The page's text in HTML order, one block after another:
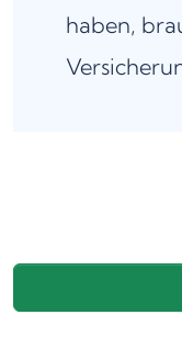
haben,